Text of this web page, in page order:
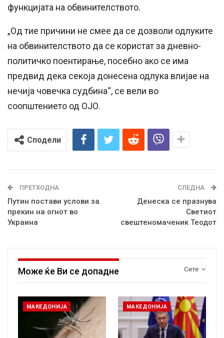
функцијата на обвинителството.
„Од тие причини не смее да се дозволи одлуките
на обвинителството да се користат за дневно-
политичко поентирање, посебно ако се има
предвид дека секоја донесена одлука влијае на
нечија човечка судбина“, се вели во
соопштението од ОЈО.
Сподели
ПРЕТХОДНА
Путин постави услови за
прекин на огнот во
Украина
СЛЕДНА
Денеска се празнува
Светиот
свештеномаченик Теодот
Сите
Може ќе Ви се допадне
МАКЕДОНИЈА МАКЕДОНИЈА